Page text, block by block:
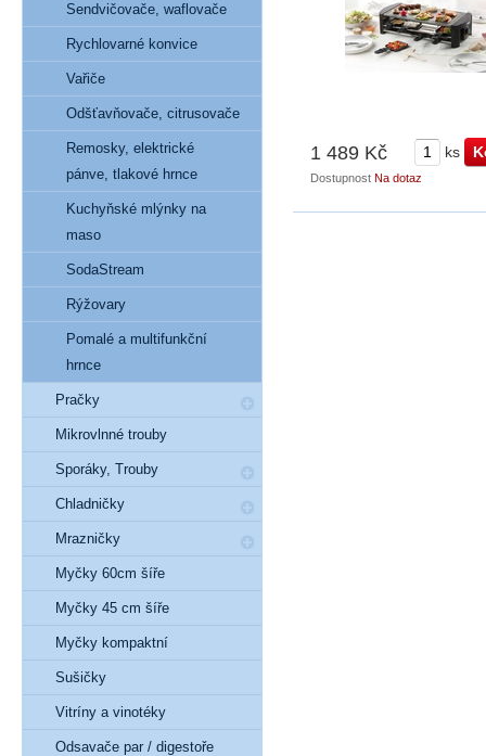
1 489 Kč ks
Dostupnost Na dotaz
Sendvičovače, waflovače
Rychlovarné konvice
Vařiče
Odšťavňovače, citrusovače
Remosky, elektrické
pánve, tlakové hrnce
Kuchyňské mlýnky na
maso
SodaStream
Rýžovary
Pomalé a multifunkční
hrnce
Pračky
Mikrovlnné trouby
Sporáky, Trouby
Chladničky
Mrazničky
Myčky 60cm šíře
Myčky 45 cm šíře
Myčky kompaktní
Sušičky
Vitríny a vinotéky
Odsavače par / digestoře